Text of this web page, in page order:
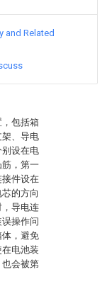
包括箱
、导电
设在电
，第一
件设在
的方向
导电连
操作问
，避免
电池装
会被第
and Related